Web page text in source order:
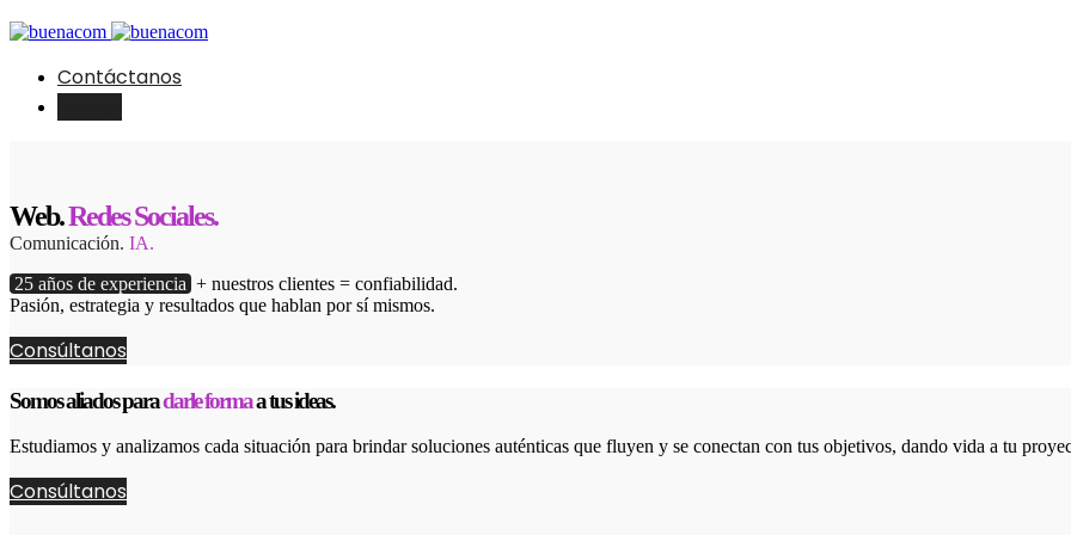
Contáctanos
Web.Redes Sociales.
Comunicación. IA.
25 años de experiencia + nuestros clientes = confiabilidad.
Pasión, estrategia y resultados que hablan por sí mismos.
Consúltanos
Somos aliados paradarle formaa tus ideas.
Estudiamos y analizamos cada situación para brindar soluciones auténticas que fluyen y se conectan con tus objetivos, dando vida a tu
Consúltanos